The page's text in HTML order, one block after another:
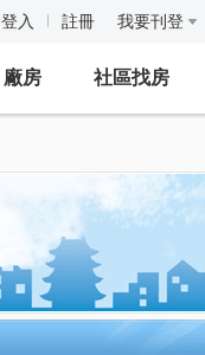
登入 註冊 我要刊登
廠房 社區找房